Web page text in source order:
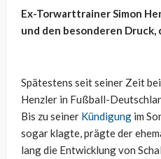
Ex-Torwarttrainer Simon
und den besonderen
Spätestens seit seiner Zeit
Henzler in Fußball-
Bis zu seiner Kündigung im
sogar klagte, prägte der
lang die Entwicklung von